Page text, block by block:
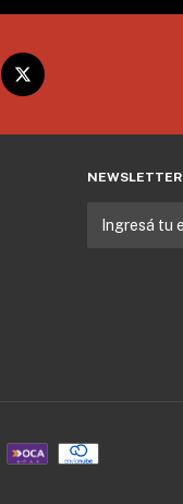
NEWSLETTER